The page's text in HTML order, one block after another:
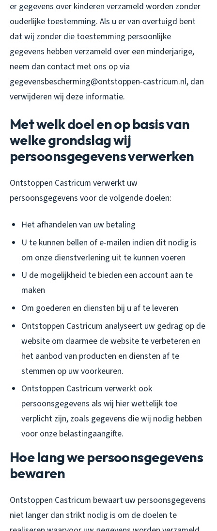
er gegevens over kinderen verzameld worden zonder
ouderlijke toestemming. Als u er van overtuigd bent
dat wij zonder die toestemming persoonlijke
gegevens hebben verzameld over een minderjarige,
neem dan contact met ons op via
gegevensbescherming@ontstoppen-castricum.nl, dan
verwijderen wij deze informatie.
Met welk doel en op basis van
welke grondslag wij
persoonsgegevens verwerken
Ontstoppen Castricum verwerkt uw
persoonsgegevens voor de volgende doelen:
Het afhandelen van uw betaling
U te kunnen bellen of e-mailen indien dit nodig is
om onze dienstverlening uit te kunnen voeren
U de mogelijkheid te bieden een account aan te
maken
Om goederen en diensten bij u af te leveren
Ontstoppen Castricum analyseert uw gedrag op de
website om daarmee de website te verbeteren en
het aanbod van producten en diensten af te
stemmen op uw voorkeuren.
Ontstoppen Castricum verwerkt ook
persoonsgegevens als wij hier wettelijk toe
verplicht zijn, zoals gegevens die wij nodig hebben
voor onze belastingaangifte.
Hoe lang we persoonsgegevens
bewaren
Ontstoppen Castricum bewaart uw persoonsgegevens
niet langer dan strikt nodig is om de doelen te